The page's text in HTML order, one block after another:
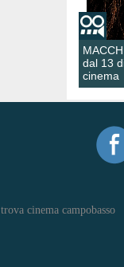
dal 13
cinema
trova cinema campobasso